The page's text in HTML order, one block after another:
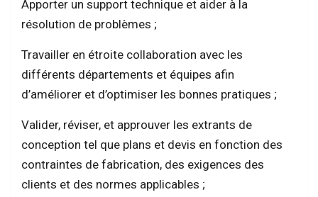
Apporter un support technique et aider à la
résolution de problèmes ;
Travailler en étroite collaboration avec les
différents départements et équipes afin
d’améliorer et d’optimiser les bonnes pratiques ;
Valider, réviser, et approuver les extrants de
conception tel que plans et devis en fonction des
contraintes de fabrication, des exigences des
clients et des normes applicables ;